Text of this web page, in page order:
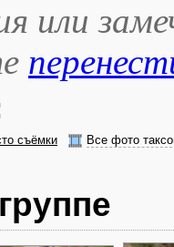
или
съёмки
Все фото